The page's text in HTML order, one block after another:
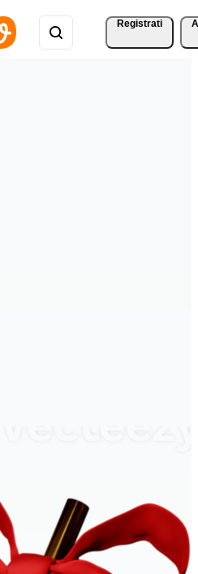
Registrati